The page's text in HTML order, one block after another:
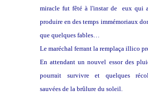
miracle fut fêté à l'instar de eux qui
produire en des temps immémoriaux
que quelques fables…
Le maréchal ferrant la remplaça illico
En attendant un nouvel essor des
pourrait survivre et quelques
sauvées de la brûlure du soleil.